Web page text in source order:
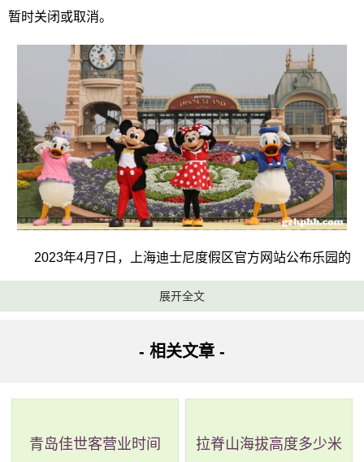
暂时关闭或取消。
2023年4月7日，上海迪士尼度假区官方网站公布乐园的
度假区官方APP、官方网站或微信公众号以了解最新运营信
息，以及游乐设施和娱乐演出的最新安排。
当天的入园时间为早上8:30，那么购买了“乐园早享卡”，持乐
展开全文
- 相关文章 -
青岛佳世客营业时间 拉脊山海拔高度多少米